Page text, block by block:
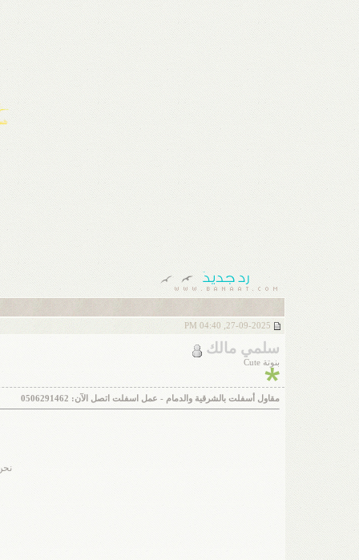
سلمي مالك
بنوتة Cute
مقاول أسفلت بالشرقية والدمام - عمل اسفلت اتصل الآن: 0506291462